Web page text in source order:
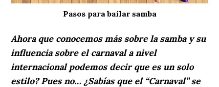
Pasos para bailar samba
Ahora que conocemos más sobre la samba y su
influencia sobre el carnaval a nivel
internacional podemos decir que es un solo
estilo? Pues no… ¿Sabías que el “Carnaval” se